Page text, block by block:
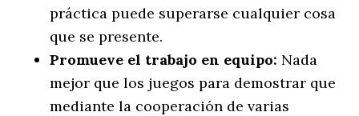
práctica puede superarse cualquier cosa
que se presente.
Promueve el trabajo en equipo: Nada
mejor que los juegos para demostrar que
mediante la cooperación de varias